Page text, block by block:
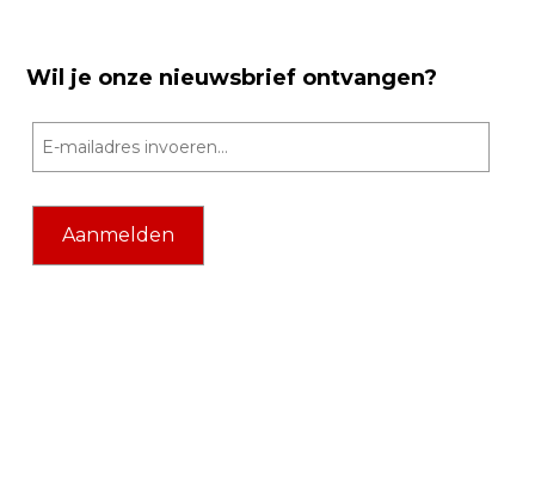
Wil je onze nieuwsbrief ontvangen?